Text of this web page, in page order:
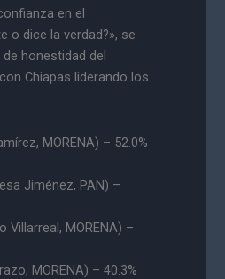
en el
o dice la verdad?», se
honestidad del
Chiapas liderando los
MORENA) – 52.0%
Jiménez, PAN) –
Villarreal, MORENA) –
MORENA) – 40.3%